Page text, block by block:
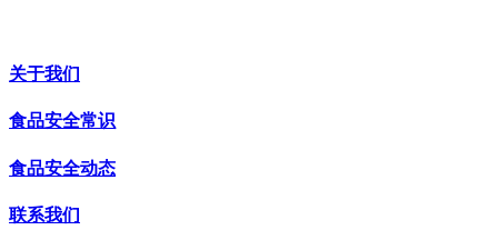
关于我们
食品安全常识
食品安全动态
联系我们